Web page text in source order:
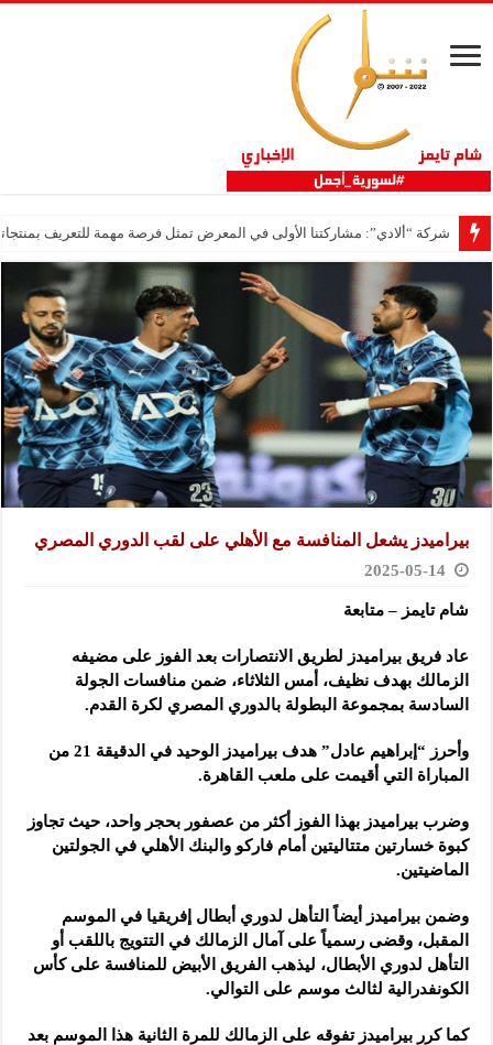
شركة “ألادي”: مشاركتنا الأولى في المعرض تمثل فرصة مهمة للتعريف
بيراميدز يشعل المنافسة مع الأهلي على لقب الدوري المصري
2025-05-14
شام تايمز – متابعة
عاد فريق بيراميدز لطريق الانتصارات بعد الفوز على مضيفه
الزمالك بهدف نظيف، أمس الثلاثاء، ضمن منافسات الجولة
السادسة بمجموعة البطولة بالدوري المصري لكرة القدم.
وأحرز “إبراهيم عادل” هدف بيراميدز الوحيد في الدقيقة 21 من
المباراة التي أقيمت على ملعب القاهرة.
وضرب بيراميدز بهذا الفوز أكثر من عصفور بحجر واحد، حيث تجاوز
كبوة خسارتين متتاليتين أمام فاركو والبنك الأهلي في الجولتين
الماضيتين.
وضمن بيراميدز أيضاً التأهل لدوري أبطال إفريقيا في الموسم
المقبل، وقضى رسمياً على آمال الزمالك في التتويج باللقب أو
التأهل لدوري الأبطال، ليذهب الفريق الأبيض للمنافسة على كأس
الكونفدرالية لثالث موسم على التوالي.
كما كرر بيراميدز تفوقه على الزمالك للمرة الثانية هذا الموسم بعد